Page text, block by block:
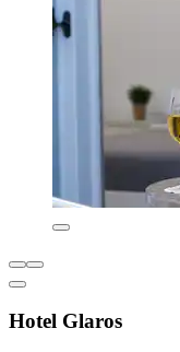
Hotel Glaros